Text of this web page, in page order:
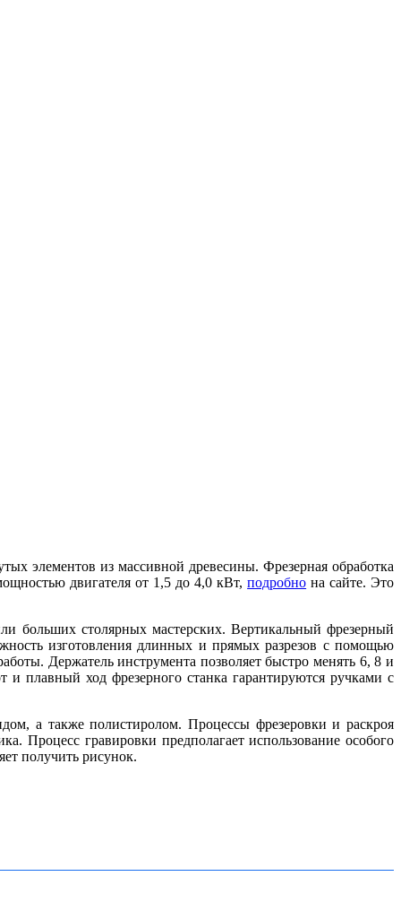
элементов из массивной древесины. Фрезерная обработка
двигателя от 1,5 до 4,0 кВт,подробно на сайте. Это
больших столярных мастерских. Вертикальный фрезерный
изготовления длинных и прямых разрезов с помощью
Держатель инструмента позволяет быстро менять 6, 8 и
плавный ход фрезерного станка гарантируются ручками с
а также полистиролом. Процессы фрезеровки и раскроя
Процесс гравировки предполагает использование особого
получить рисунок.